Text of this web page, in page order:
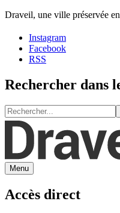
Draveil, une ville préservée
Instagram
Facebook
RSS
Rechercher dans
Menu
Accès direct